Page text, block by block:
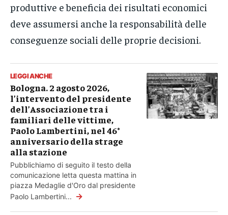
produttive e beneficia dei risultati economici
deve assumersi anche la responsabilità delle
conseguenze sociali delle proprie decisioni.
LEGGI ANCHE
Bologna. 2 agosto 2026,
l’intervento del presidente
dell’Associazione tra i
familiari delle vittime,
Paolo Lambertini, nel 46°
anniversario della strage
alla stazione
Pubblichiamo di seguito il testo della
comunicazione letta questa mattina in
piazza Medaglie d'Oro dal presidente
Paolo Lambertini... →